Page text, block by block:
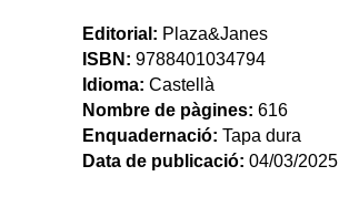
Editorial: Plaza&Janes
ISBN: 9788401034794
Idioma: Castellà
Nombre de pàgines: 616
Enquadernació: Tapa dura
Data de publicació: 04/03/2025